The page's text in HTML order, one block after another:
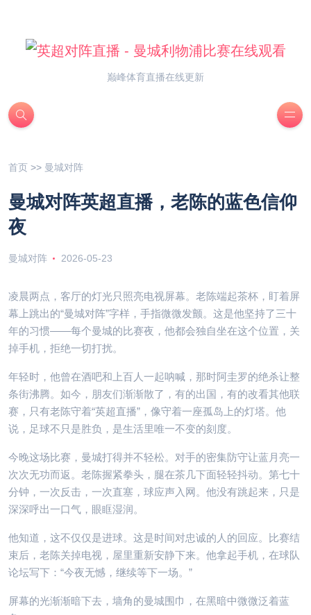
巅峰体育直播在线更新
首页 >> 曼城对阵
曼城对阵英超直播，老陈的蓝色信仰
夜
曼城对阵 2026-05-23
凌晨两点，客厅的灯光只照亮电视屏幕。老陈端起茶杯，盯着屏
幕上跳出的“曼城对阵”字样，手指微微发颤。这是他坚持了三十
年的习惯——每个曼城的比赛夜，他都会独自坐在这个位置，关
掉手机，拒绝一切打扰。
年轻时，他曾在酒吧和上百人一起呐喊，那时阿圭罗的绝杀让整
条街沸腾。如今，朋友们渐渐散了，有的出国，有的改看其他联
赛，只有老陈守着“英超直播”，像守着一座孤岛上的灯塔。他
说，足球不只是胜负，是生活里唯一不变的刻度。
今晚这场比赛，曼城打得并不轻松。对手的密集防守让蓝月亮一
次次无功而返。老陈握紧拳头，腿在茶几下面轻轻抖动。第七十
分钟，一次反击，一次直塞，球应声入网。他没有跳起来，只是
深深呼出一口气，眼眶湿润。
他知道，这不仅仅是进球。这是时间对忠诚的人的回应。比赛结
束后，老陈关掉电视，屋里重新安静下来。他拿起手机，在球队
论坛写下：“今夜无憾，继续等下一场。”
屏幕的光渐渐暗下去，墙角的曼城围巾，在黑暗中微微泛着蓝